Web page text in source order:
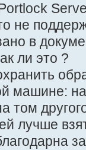
не
в
ли это ?
машине:
том
лучше